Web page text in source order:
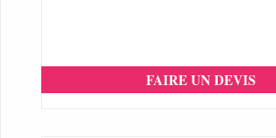
FAIRE UN DEVIS